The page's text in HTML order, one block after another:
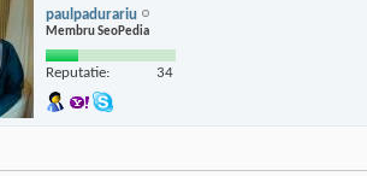
paulpadurariu
Membru SeoPedia
Reputatie: 34